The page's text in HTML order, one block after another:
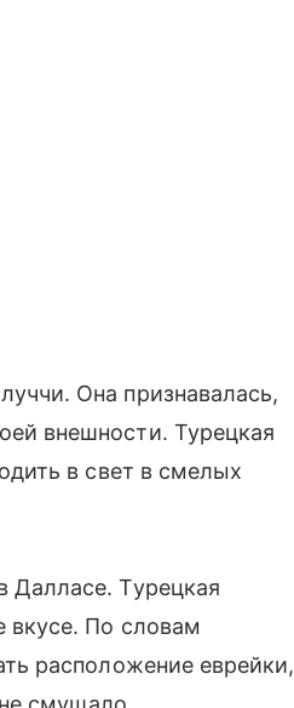
Она признавалась,
внешности. Турецкая
в свет в смелых
Далласе. Турецкая
вкусе. По словам
расположение еврейки,